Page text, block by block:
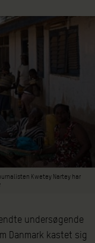
Kwetey Nartey har
undersøgende
Danmark kastet sig